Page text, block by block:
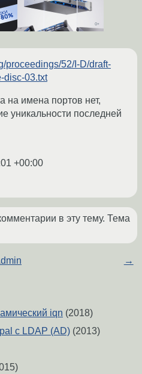
proceedings/52/I-D/draft-
disc-03.txt
на имена портов нет,
уникальности последней
+00:00
в эту тему. Тема
→
iqn (2018)
c LDAP (AD) (2013)